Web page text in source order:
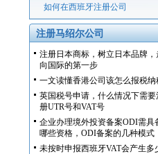
如何在西班牙注册公司
注册马绍尔公司
注册日本商标，树立日本品牌，
向国际的第一步
一文读懂香港公司该怎么报税纳
英国税号申请，什么情况下需要
册UTR号和VAT号
企业办理境外投资备案ODI需具
哪些资格，ODI备案的几种模式
未按时申报西班牙VAT会产生多